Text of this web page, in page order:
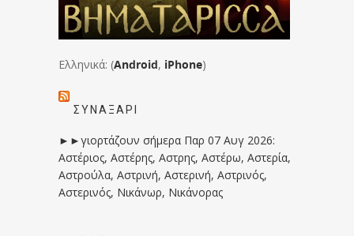
Ελληνικά: (Android, iPhone)
ΣΥΝΑΞΆΡΙ
►►γιορτάζουν σήμερα Παρ 07 Αυγ 2026:
Αστέριος, Αστέρης, Αστρης, Αστέρω, Αστερία,
Αστρούλα, Αστρινή, Αστερινή, Αστρινός,
Αστερινός, Νικάνωρ, Νικάνορας